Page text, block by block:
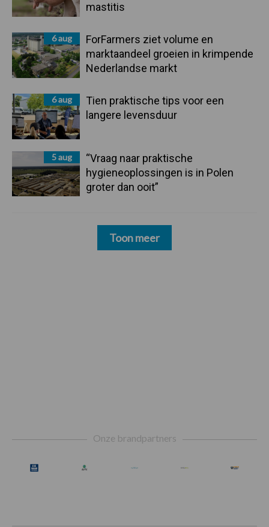
mastitis
6 aug
ForFarmers ziet volume en
marktaandeel groeien in krimpende
Nederlandse markt
6 aug
Tien praktische tips voor een
langere levensduur
5 aug
“Vraag naar praktische
hygieneoplossingen is in Polen
groter dan ooit”
Toon meer
Onze brandpartners